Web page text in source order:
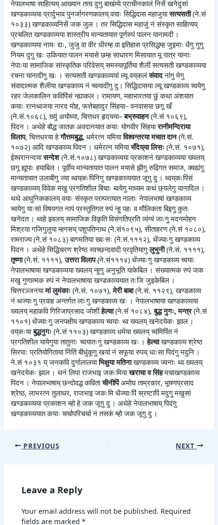
नेपालभाषा साहित्यय् आख्यान तत्व दुगु बाखंम्ये प्राचीनकालं निसें खनेदुसां
खण्डकाव्यया प्रार्दुभाव पुनर्जागरणकालय् वयाः सिद्धिदास महाजुयासत्यसती(ने.सं
१०३३) खण्डकाव्यनिसें जक जुल । तर सिद्धिदास महाजुं नं संस्कृत साहित्यय्
प्रचलित खण्डकाव्यया शास्त्रीय मान्यतायात पूर्णरुपं पालन यानामदी ।
खण्डकाव्यया नायः द्यः, जुजु वा वीर धीरम्ह वा इतिहास प्रसिद्धम्ह जुइमाः धैगु गुगु
नियम दुगु खः उकियात पालन मयासे छम्ह साधारण मिसायात मू पात्र यानाः
नेपाःया सामाजिक सांस्कृतिक परिवेसय् समस्यापूर्तिया शैलीं सत्यसती खण्डकाव्यया
रचना यानादीगु खः । सत्यसती खण्डकाव्ययां ल्यू वय्‌कलंसंवादनांगु मेगु
संवादात्मक शैलीया खण्डकाव्य नं च्वयादीगु दु। सिद्धिदासया ल्यू खण्डकाव्य च्वयेगु
रहर जेलकालिन कविपिंसं न्ह्याकल । रामायण, महाभारतया छुं कथा अंशयात
कयाः रत्नध्वजया नारद मोह, फत्तेबहादुर सिंहया– वनवासया छगू खँ
(ने.सं.१०६८), ख्युं अयोध्या, चित्तधर हृदयया–बभ्रुवाहन(ने.सं १०६९),
पिदन । अथेहे बौद्ध जातक अवदानयात कयाः योगवीर सिंहयारानीमन्दिराया
विलाप, चित्तधरया हेगौत्तमबुद्ध, धर्मरत्न यमियाविश्वन्तरया मचात दान(ने.सं.
१०७२) आदि खण्डकाव्य पिदन । धर्मरत्न यमियासँदेय्‌या लिसः (ने.सं. १०७१),
ईश्वरानन्दयासन्देश(ने.सं.१०७८) खण्डकाव्यया प्रकाशनं खण्डकाव्यया ख्यलय्
छगू ह्यूपाः हयाबिल । पूर्वीय मान्यतायात पालन मयासे झीगु रुढिगत समाज, क्वह्यंगु
मान्यतायात उलाबीगु ज्या थ्वय्‌कःपिनिगु खण्डकाव्ययात जूगु दु । थ्वय्‌कःपिंसं
खण्डकाव्यय् विवेक मखु प्रगतिशील बिचाः ब्वयेगु माध्यम कथं छ्यलेगु यानादिल ।
थथे आधुनिककालय् वयाः संस्कृत परम्परायात नालाः नेपालभाषां खण्डकाव्य
च्वयेगु याःसां विषयगत नापं प्रस्तुतिगत रुपं न्हू पहः व मौलिकता बिइगु कुतः
खनेदत । थ्वहे झ्वलय् सामाजिक विकृति विसंगतिप्रति व्यंग्यं जाःगु मदनमोहन
मिश्रया गजिगुलुया म्हगसय् पशुपतिनाथ (ने.सं१०९५), सीताहरण (ने.सं १०८०),
रामराज्य (ने.सं १०८३) बागमतिया ख्वःसः (ने.सं.१११२), थेंज्याःगु खण्डकाव्य
पिदन । अथेहे सिद्धिचरण श्रेष्ठ स्वच्छन्दवादी प्रवृतियागुलुभुनी(ने.सं. ११११),
तृष्णा(ने.सं. ११११),उत्तरा विलाप(ने.सं१११४) थेंज्याःगु खण्डकाव्य च्वयाः
नेपालभाषाया खण्डकाव्यया ख्यलय् न्हूगु अनुभूति याकेबिल । संख्यात्मक रुपं जक
मखु गुणात्मक रुपं नं नेपालभाषाया खण्डकाव्ययात तःजि जुइकेबिल ।
चित्तरञ्जनयामां लुमंकाः(ने.सं. १०७१),मेरी बाबा(ने.सं. ११२९), खण्डकाव्य
नं थज्याःगु प्रवाह अन्तर्गत लाःगु खण्डकाव्य खः । नेपालभाषाया खण्डकाव्यया
ख्यलय् महाकवि गिरिजाप्रसाद जोशींहेल्चा(ने.सं १०८४),बुद्ध नुगः, मन्त्र(ने.सं
११०१) थेंज्याःगु जनपक्षीय खण्डकाव्य च्वयाः थ्व ख्यलय् खनेदयेकः झाल ।
वय्‌कःयाबुद्धनुगः (ने.सं ११०३) खण्डकाव्य धर्मया ख्यलय् च्वंमिपिंत नं
प्रगतिशील यायेगुया तातुनाः च्वयातःगु खण्डकाव्य खः ।हेल्चाखण्डकाव्य श्रेष्ठ
सिरपाः प्रतियोगिताया निंतिं बीधुंकूगु खयां नं सफूया रुपय् धाःसा पिदंगु मदुनि ।
ने.सं १०३१ य् जनकवि दुर्गालालयाभिक्षुया मतिनाखण्डकाव्य ज्वनाः थ्व ख्यलय्
खनेदयेकः झाल । थनं लिपा राजभाइ जकःमियाखराचा व सिंहमचाखण्डकाव्य
पिदन । नेपालभाषाय् छन्दोवद्ध कविताचीनीपिंअमोघ ताम्रकार, भूषणप्रसाद
श्रेष्ठ, लाभरत्न तुलाधर, राजभाइ जकःमि थेंज्याःपिं स्रष्टापिं मदुगु मखुसां
खण्डकाव्यया प्रकाशन म्हो हे जक जूगु दु । अथेहे नेपालभाषाय् पिदंगु
खण्डकाव्ययात कयाः चर्चापरिचर्चा नं तसकं म्हो जक जूगु दु ।
PREVIOUS NEXT
Leave a Reply
Your email address will not be published. Required
fields are marked*